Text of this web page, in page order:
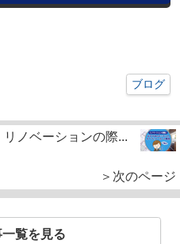
ブログ
リノベーションの際...
＞次のページ
覧を見る